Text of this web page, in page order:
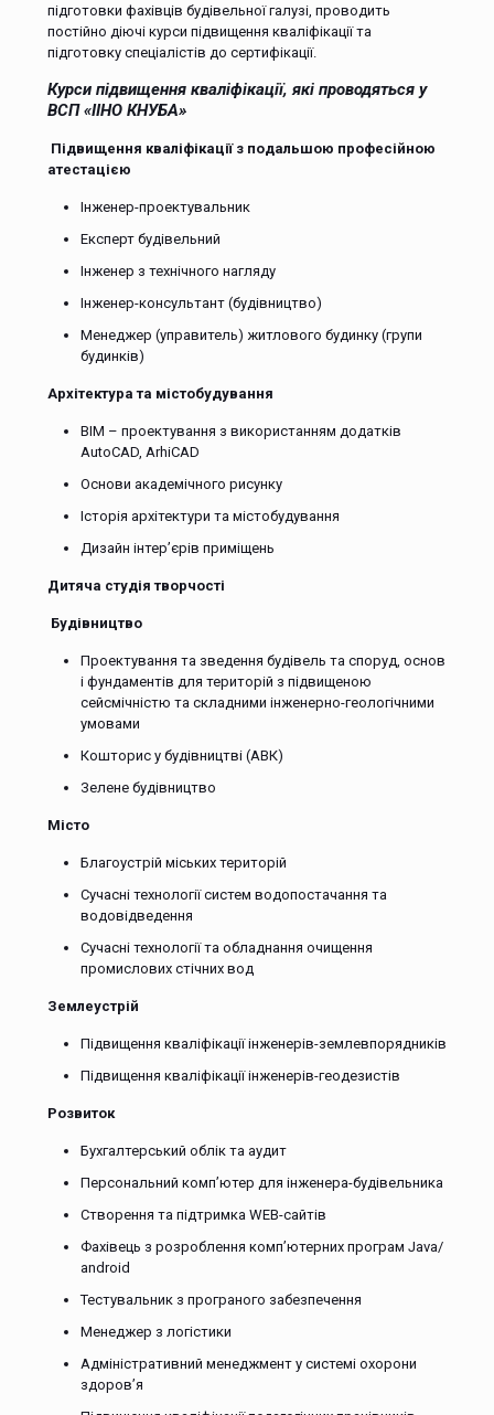
підготовки фахівців будівельної галузі, проводить
постійно діючі курси підвищення кваліфікації та
підготовку спеціалістів до сертифікації.
Курси підвищення кваліфікації, які проводяться у
ВСП «ІІНО КНУБА»
Підвищення кваліфікації з подальшою професійною
атестацією
Інженер-проектувальник
Експерт будівельний
Інженер з технічного нагляду
Інженер-консультант (будівництво)
Менеджер (управитель) житлового будинку (групи
будинків)
Архітектура та містобудування
BIM – проектування з використанням додатків
AutoCAD, ArhiCAD
Основи академічного рисунку
Історія архітектури та містобудування
Дизайн інтер’єрів приміщень
Дитяча студія творчості
Будівництво
Проектування та зведення будівель та споруд, основ
і фундаментів для територій з підвищеною
сейсмічністю та складними інженерно-геологічними
умовами
Кошторис у будівництві (АВК)
Зелене будівництво
Місто
Благоустрій міських територій
Сучасні технології систем водопостачання та
водовідведення
Сучасні технології та обладнання очищення
промислових стічних вод
Землеустрій
Підвищення кваліфікації інженерів-землевпорядників
Підвищення кваліфікації інженерів-геодезистів
Розвиток
Бухгалтерський облік та аудит
Персональний комп’ютер для інженера-будівельника
Створення та підтримка WEB-сайтів
Фахівець з розроблення комп’ютерних програм Java/
аndroid
Тестувальник з програного забезпечення
Менеджер з логістики
Адміністративний менеджмент у системі охорони
здоров’я